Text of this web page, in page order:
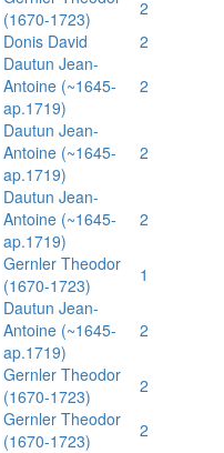
(1670-1723)
2
Donis David
2
Dautun Jean-
Antoine (~1645-
ap.1719)
2
Dautun Jean-
Antoine (~1645-
ap.1719)
2
Dautun Jean-
Antoine (~1645-
ap.1719)
2
Gernler Theodor
(1670-1723)
1
Dautun Jean-
Antoine (~1645-
ap.1719)
2
Gernler Theodor
(1670-1723)
2
Gernler Theodor
(1670-1723)
2